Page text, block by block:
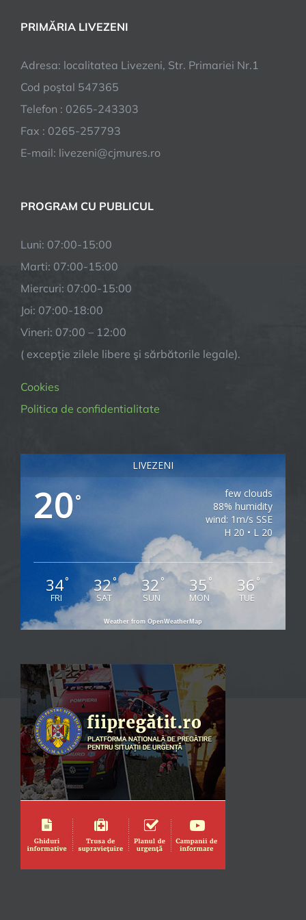
PRIMĂRIA LIVEZENI
Adresa: localitatea Livezeni, Str. Primariei Nr.1
Cod poştal 547365
Telefon : 0265-243303
Fax : 0265-257793
E-mail: livezeni@cjmures.ro
PROGRAM CU PUBLICUL
Luni: 07:00-15:00
Marti: 07:00-15:00
Miercuri: 07:00-15:00
Joi: 07:00-18:00
Vineri: 07:00 – 12:00
( excepţie zilele libere şi sărbătorile legale).
Cookies
Politica de confidentialitate
LIVEZENI
20°
few clouds
88% humidity
wind: 1m/s SSE
H 20 • L 20
34°
FRI
32°
SAT
32°
SUN
35 °
MON
36 °
TUE
Weather from OpenWeatherMap